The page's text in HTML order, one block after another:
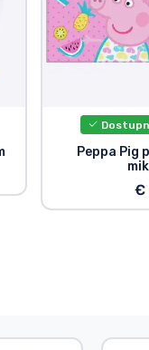
Peppa Pig
€